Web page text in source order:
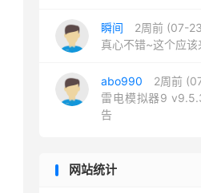
瞬间
2周前 (07-
真心不错~这个应
abo990
2周前
雷电模拟器9
告
网站统计